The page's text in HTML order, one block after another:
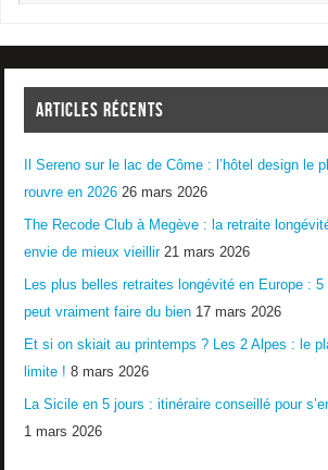
ARTICLES RÉCENTS
Il Sereno sur le lac de Côme : l’hôtel design le
rouvre en 2026 26 mars 2026
The Recode Club à Megève : la retraite
envie de mieux vieillir 21 mars 2026
Les plus belles retraites longévité en Europe :
peut vraiment faire du bien 17 mars 2026
Et si on skiait au printemps ? Les 2 Alpes : le
limite ! 8 mars 2026
La Sicile en 5 jours : itinéraire conseillé pour
1 mars 2026